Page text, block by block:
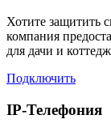
Хотите защитить
компания
для дачи и
Подключить
IP-Телефония